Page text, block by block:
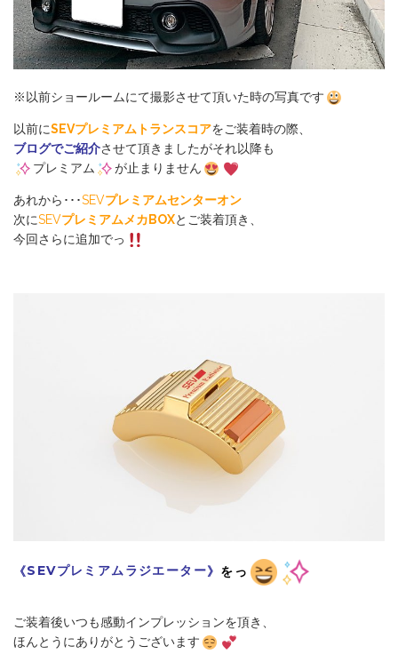
※以前ショールームにて撮影させて頂いた時の写真です
以前にSEVプレミアムトランスコアをご装着時の際、
ブログでご紹介させて頂きましたがそれ以降も
プレミアム
が止まりません
あれから･･･SEVプレミアムセンターオン
次にSEVプレミアムメカBOXとご装着頂き、
今回さらに追加でっ
《SEVプレミアムラジエーター》 をっ
ご装着後いつも感動インプレッションを頂き、
ほんとうにありがとうございます